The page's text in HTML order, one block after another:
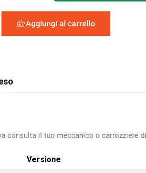
Aggiungi al carrello
consulta il tuo meccanico o carrozziere
Versione